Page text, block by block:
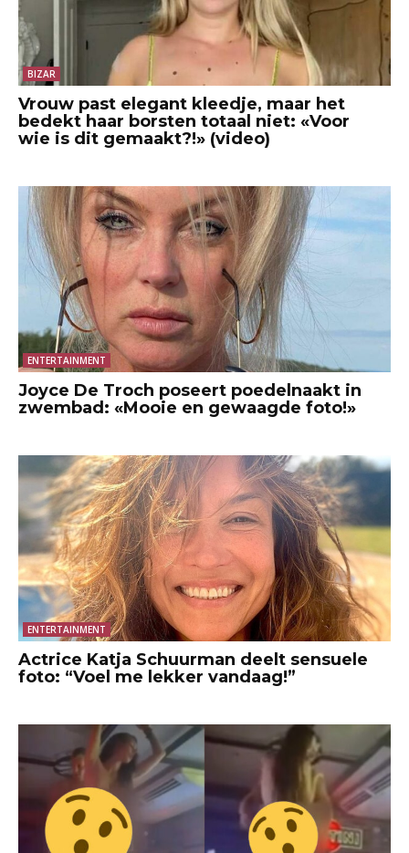
BIZAR
Vrouw past elegant kleedje, maar het
bedekt haar borsten totaal niet: «Voor
wie is dit gemaakt?!» (video)
ENTERTAINMENT
Joyce De Troch poseert poedelnaakt in
zwembad: «Mooie en gewaagde foto!»
ENTERTAINMENT
Actrice Katja Schuurman deelt sensuele
foto: “Voel me lekker vandaag!”